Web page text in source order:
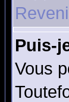
Puis-
Vous